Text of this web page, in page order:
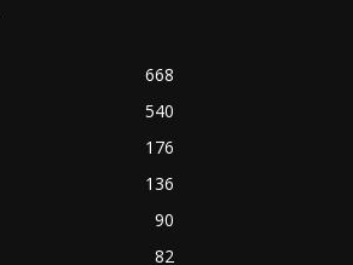
668
540
176
136
90
82